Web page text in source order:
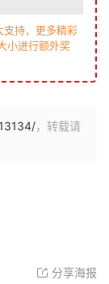
支持，更多精彩
小进行额外奖
，转载请
分享海报